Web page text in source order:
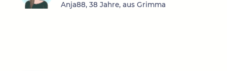
Anja88, 38 Jahre, aus Grimma